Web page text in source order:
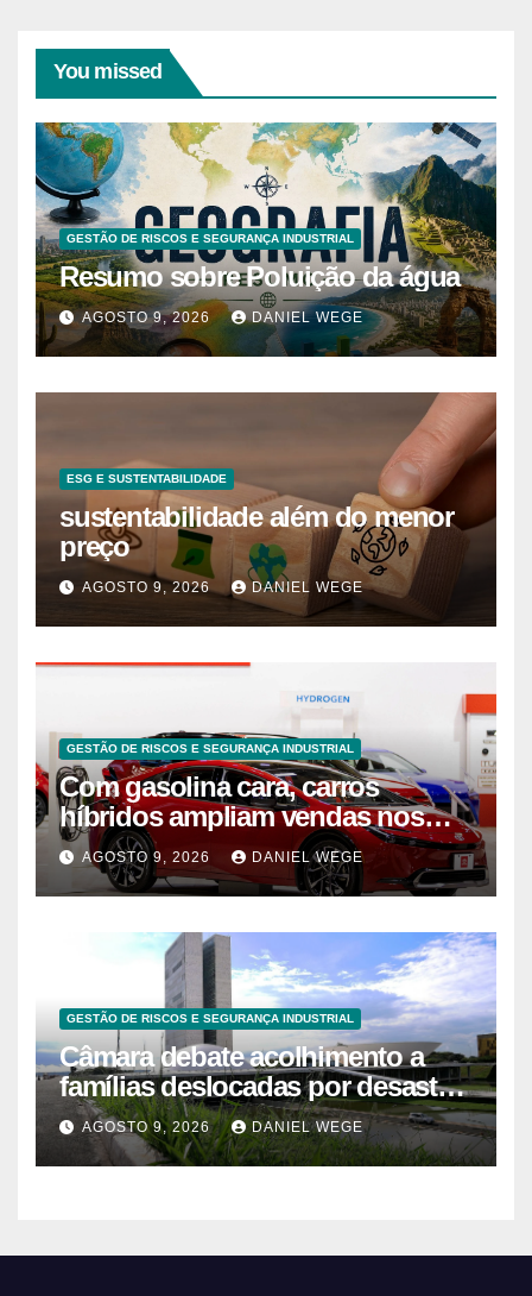
You missed
GESTÃO DE RISCOS E SEGURANÇA INDUSTRIAL
Resumo sobre Poluição da água
AGOSTO 9, 2026 DANIEL WEGE
ESG E SUSTENTABILIDADE
sustentabilidade além do menor
preço
AGOSTO 9, 2026 DANIEL WEGE
GESTÃO DE RISCOS E SEGURANÇA INDUSTRIAL
Com gasolina cara, carros
híbridos ampliam vendas nos
EUA – 09/08/2026 – Economia
AGOSTO 9, 2026 DANIEL WEGE
GESTÃO DE RISCOS E SEGURANÇA INDUSTRIAL
Câmara debate acolhimento a
famílias deslocadas por desastre
climático
AGOSTO 9, 2026 DANIEL WEGE